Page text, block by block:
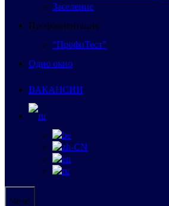
Заселение
Профориентация
“ПрофиТест”
Одно окно
ВАКАНСИИ
Меню